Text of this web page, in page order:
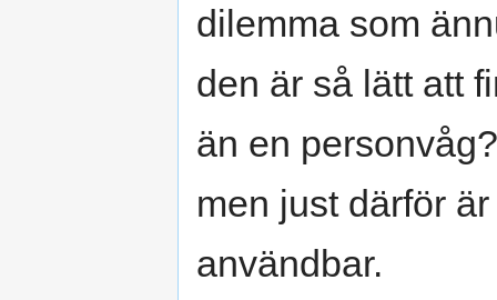
dilemma som
den är så lätt att
än en
men just därför
användbar.